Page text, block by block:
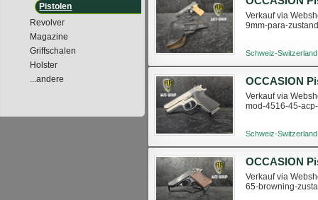
Verkauf via
9mm-para-
Schweiz-
Verkauf via
mod-4516-45-
Schweiz-
Verkauf via
65-browning-
Pistolen
Revolver
Magazine
Griffschalen
Holster
...andere